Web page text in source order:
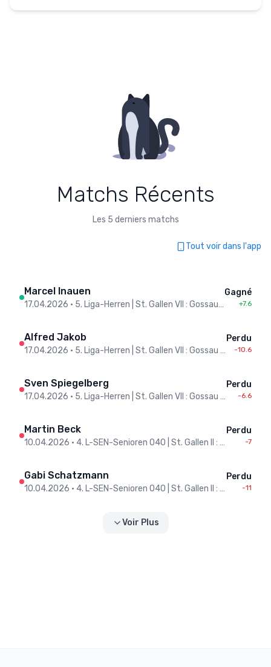
Matchs Récents
Les 5 derniers matchs
Tout voir dans l'app
Marcel Inauen
17.04.2026 • 5. Liga-Herren | St. Gallen VII : Gossau St.Gallen II
Gagné
+7.6
Alfred Jakob
17.04.2026 • 5. Liga-Herren | St. Gallen VII : Gossau St.Gallen II
Perdu
-10.6
Sven Spiegelberg
17.04.2026 • 5. Liga-Herren | St. Gallen VII : Gossau St.Gallen II
Perdu
-6.6
Martin Beck
10.04.2026 • 4. L-SEN-Senioren O40 | St. Gallen II : Imperial Winterthur
Perdu
-7
Gabi Schatzmann
10.04.2026 • 4. L-SEN-Senioren O40 | St. Gallen II : Imperial Winterthur
Perdu
-11
Voir Plus